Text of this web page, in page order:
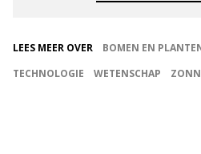
LEES MEER OVER BOMEN EN
TECHNOLOGIE
WETENSCHAP